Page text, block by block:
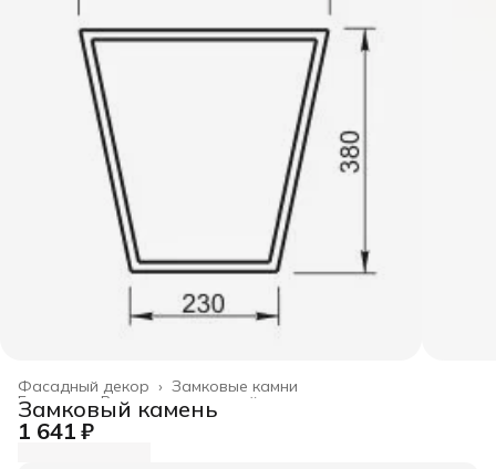
Замковые камни
Фасадный декор ›
Весь архитектурный декор
Главная ›
Замковый камень
1 641 ₽